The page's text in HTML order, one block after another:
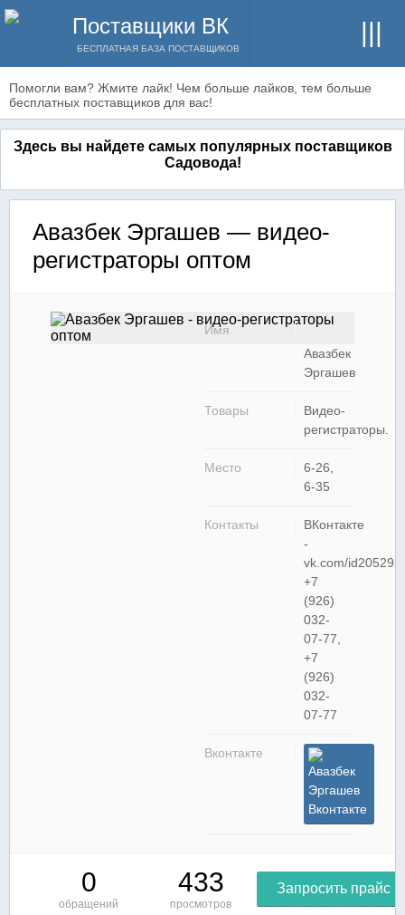
Поставщики ВК
БЕСПЛАТНАЯ БАЗА ПОСТАВЩИКОВ
Помогли вам? Жмите лайк! Чем больше лайков, тем больше
бесплатных поставщиков для вас!
Здесь вы найдете самых популярных поставщиков
Садовода!
Авазбек Эргашев — видео-
регистраторы оптом
Имя
Авазбек
Эргашев
Товары
Видео-
регистраторы.
Место
6-26,
6-35
Контакты
ВКонтакте
-
vk.com/
+7
(926)
032-
07-77,
+7
(926)
032-
07-77
Вконтакте
Авазбек
Эргашев
Вконтакте
0
обращений
433
просмотров
Запросить прайс